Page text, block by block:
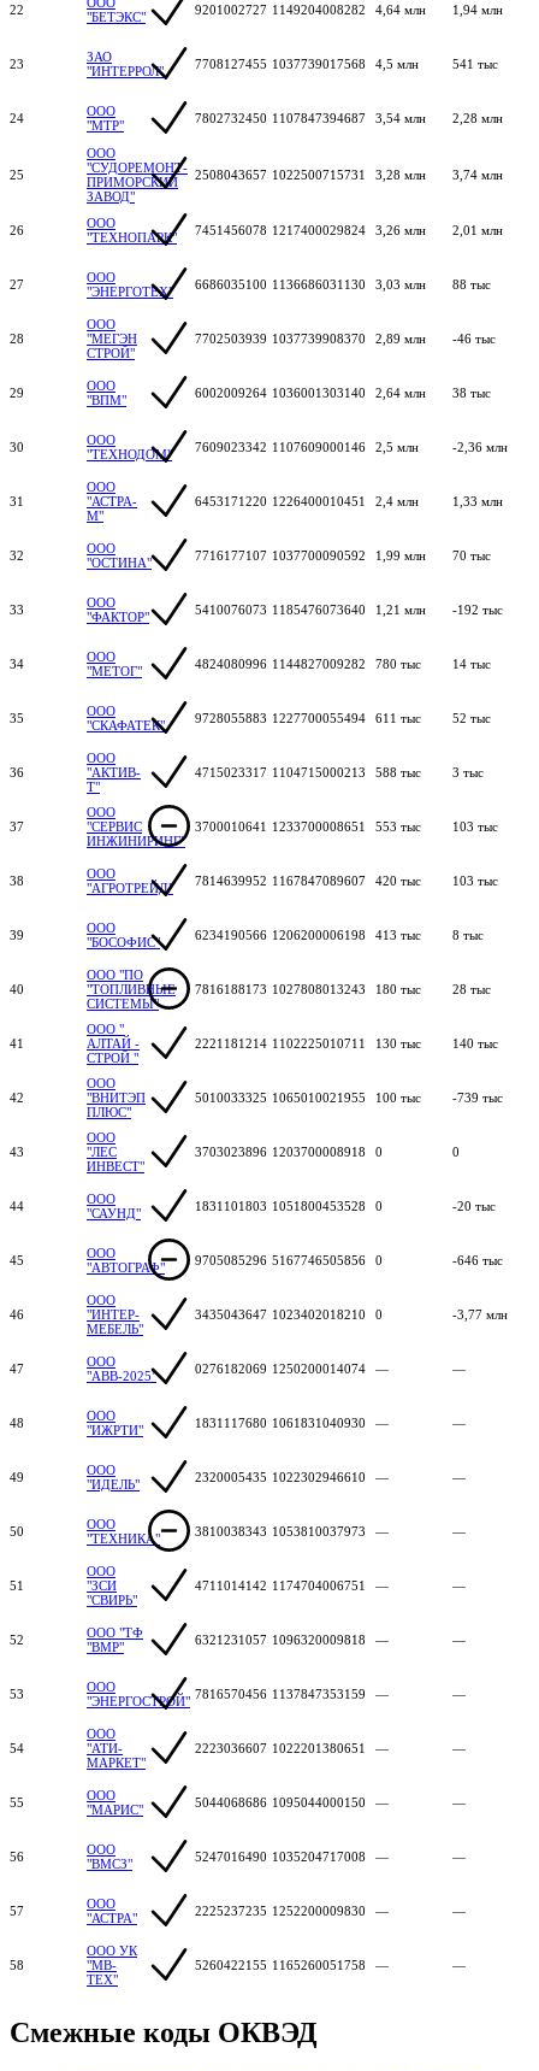
22
"БЕТЭКС"
9201002727 1149204008282 4,64 млн 1,94 млн
23
ЗАО
"ИНТЕРРОЛ"
7708127455 1037739017568 4,5 млн 541 тыс
24
ООО
"МТР"
7802732450 1107847394687 3,54 млн 2,28 млн
25
ООО
"СУДОРЕМОНТ-
ПРИМОРСКИЙ
ЗАВОД"
2508043657 1022500715731 3,28 млн 3,74 млн
26
ООО
"ТЕХНОПАРК"
7451456078 1217400029824 3,26 млн 2,01 млн
27
ООО
"ЭНЕРГОТЕХ"
6686035100 1136686031130 3,03 млн 88 тыс
28
ООО
"МЕГЭН
СТРОЙ"
7702503939 1037739908370 2,89 млн -46 тыс
29
ООО
"ВПМ"
6002009264 1036001303140 2,64 млн 38 тыс
30
ООО
"ТЕХНОДОМ"
7609023342 1107609000146 2,5 млн -2,36 млн
31
ООО
"АСТРА-
М"
6453171220 1226400010451 2,4 млн 1,33 млн
32
ООО
"ОСТИНА"
7716177107 1037700090592 1,99 млн 70 тыс
33
ООО
"ФАКТОР"
5410076073 1185476073640 1,21 млн -192 тыс
34
ООО
"МЕТОГ"
4824080996 1144827009282 780 тыс 14 тыс
35
ООО
"СКАФАТЕК"
9728055883 1227700055494 611 тыс 52 тыс
36
ООО
"АКТИВ-
Т"
4715023317 1104715000213 588 тыс 3 тыс
37
ООО
"СЕРВИС
ИНЖИНИРИНГ"
3700010641 1233700008651 553 тыс 103 тыс
38
ООО
"АГРОТРЕЙД"
7814639952 1167847089607 420 тыс 103 тыс
39
ООО
"БОСОФИС"
6234190566 1206200006198 413 тыс 8 тыс
40
ООО "ПО
"ТОПЛИВНЫЕ
СИСТЕМЫ"
7816188173 1027808013243 180 тыс 28 тыс
41
ООО "
АЛТАЙ -
СТРОЙ "
2221181214 1102225010711 130 тыс 140 тыс
42
ООО
"ВНИТЭП
ПЛЮС"
5010033325 1065010021955 100 тыс -739 тыс
43
ООО
"ЛЕС
ИНВЕСТ"
3703023896 1203700008918 0 0
44
ООО
"САУНД"
1831101803 1051800453528 0 -20 тыс
45
ООО
"АВТОГРАФ"
9705085296 5167746505856 0 -646 тыс
46
ООО
"ИНТЕР-
МЕБЕЛЬ"
3435043647 1023402018210 0 -3,77 млн
47
ООО
"АВВ-2025"
0276182069 1250200014074 — —
48
ООО
"ИЖРТИ"
1831117680 1061831040930 — —
49
ООО
"ИДЕЛЬ"
2320005435 1022302946610 — —
50
ООО
"ТЕХНИКА"
3810038343 1053810037973 — —
51
ООО
"ЗСИ
"СВИРЬ"
4711014142 1174704006751 — —
52
ООО "ТФ
"ВМР"
6321231057 1096320009818 — —
53
ООО
"ЭНЕРГОСТРОЙ" 7816570456 1137847353159 — —
54
ООО
"АТИ-
МАРКЕТ"
2223036607 1022201380651 — —
55
ООО
"МАРИС"
5044068686 1095044000150 — —
56
ООО
"ВМСЗ"
5247016490 1035204717008 — —
57
ООО
"АСТРА"
2225237235 1252200009830 — —
58
ООО УК
"МВ-
ТЕХ"
5260422155 1165260051758 — —
Смежные коды ОКВЭД